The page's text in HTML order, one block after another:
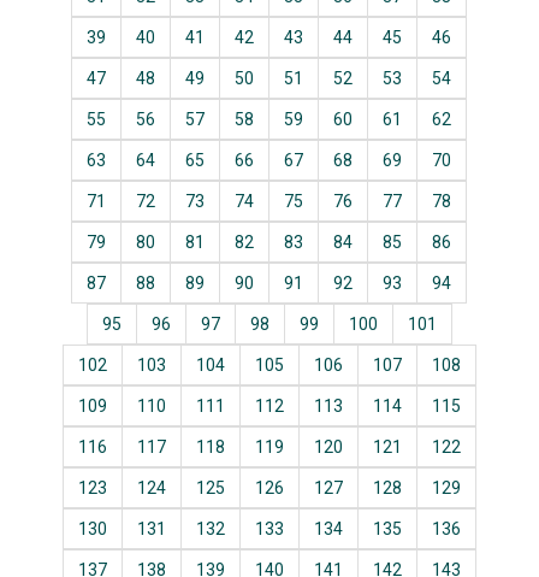
39 40 41 42 43 44 45 46
47 48 49 50 51 52 53 54
55 56 57 58 59 60 61 62
63 64 65 66 67 68 69 70
71 72 73 74 75 76 77 78
79 80 81 82 83 84 85 86
87 88 89 90 91 92 93 94
95 96 97 98 99 100 101
102 103 104 105 106 107 108
109 110 111 112 113 114 115
116 117 118 119 120 121 122
123 124 125 126 127 128 129
130 131 132 133 134 135 136
137 138 139 140 141 142 143